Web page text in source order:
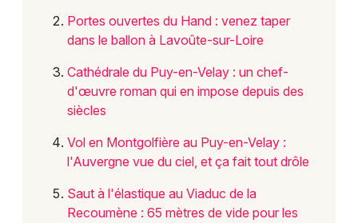
Portes ouvertes du Hand : venez taper
dans le ballon à Lavoûte-sur-Loire
Cathédrale du Puy-en-Velay : un chef-
d'œuvre roman qui en impose depuis des
siècles
Vol en Montgolfière au Puy-en-Velay :
l'Auvergne vue du ciel, et ça fait tout drôle
Saut à l'élastique au Viaduc de la
Recoumène : 65 mètres de vide pour les